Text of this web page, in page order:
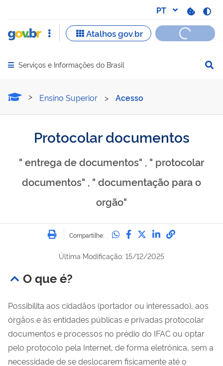
Abrir menu principal de navegação
Serviços e Informações do Brasil
Protocolar documentos
Ensino Superior > Acesso
Protocolar documentos
" entrega de documentos" , " protocolar
documentos" , " documentação para o
orgão"
Imprimir
Compartilhe: Compartilhe no
Compartilhe no
Compartilhe no
Compartilhe
Última Modificação: 15/12/2025
O que é?
Possibilita aos cidadãos (portador ou interessado), aos
órgãos e às entidades públicas e privadas protocolar
documentos e processos no prédio do IFAC ou optar
pelo protocolo pela Internet, de forma eletrônica, sem a
necessidade de se deslocarem fisicamente até o